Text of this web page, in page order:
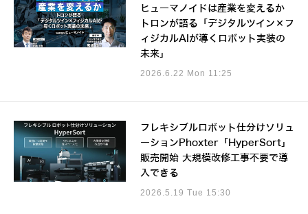
ヒューマノイドは産業を変えるか
トロンが語る「デジタルツイン×フ
ィジカルAIが導くロボット実装の
未来」
2026.6.22 Mon 11:25
フレキシブルロボット仕分けソリュ
ーションPhoxter「HyperSort」
販売開始 大規模改修工事不要で導
入できる
2026.5.19 Tue 15:30